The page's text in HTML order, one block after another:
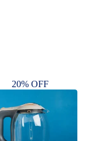
20% OFF